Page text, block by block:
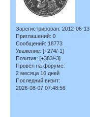
Зарегистрирован: 2012-06-13
Приглашений: 0
Сообщений: 18773
Уважение: [+274/-1]
Позитив: [+383/-3]
Провел на форуме:
2 месяца 16 дней
Последний визит:
2026-08-07 07:48:56